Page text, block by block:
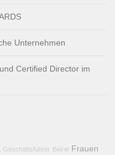
Unternehmen
Certified Director im
Geschäftsführer Beirat Frauen